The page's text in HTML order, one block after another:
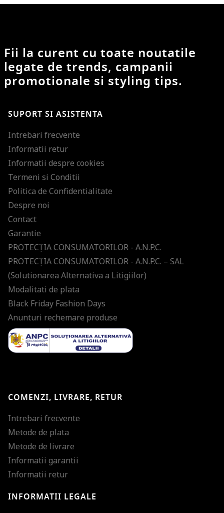
Fii la curent cu toate noutatile
legate de trends, campanii
promotionale si styling tips.
SUPORT SI ASISTENTA
Intrebari frecvente
Informatii retur
Informatii despre cookies
Termeni si Conditii
Politica de Confidentialitate
Despre noi
Contact
Garantie
PROTECŢIA CONSUMATORILOR - A.N.P.C.
PROTECŢIA CONSUMATORILOR - A.N.P.C. – SAL
(Solutionarea Alternativa a Litigiilor)
Modalitati de plata
Black Friday Fashion Days
Anunturi rechemare produse
COMENZI, LIVRARE, RETUR
Intrebari frecvente
Metode de plata
Metode de livrare
Informatii garantii
Informatii retur
INFORMATII LEGALE